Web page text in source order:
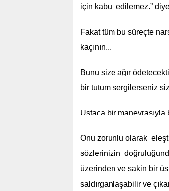
için kabul edilemez.”
Fakat tüm bu süreçte
kaçının...
Bunu size ağır
bir tutum sergilerseniz
Ustaca bir manevrasıyla
Onu zorunlu olarak
sözlerinizin
üzerinden ve sakin bir
saldırganlaşabilir ve